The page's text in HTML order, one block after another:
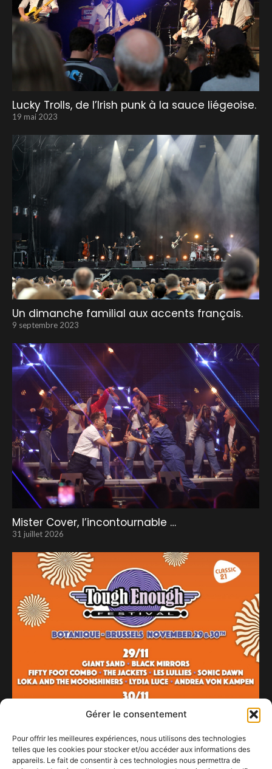
Gérer le consentement
Pour offrir les meilleures expériences, nous utilisons des technologies
telles que les cookies pour stocker et/ou accéder aux informations des
appareils. Le fait de consentir à ces technologies nous permettra de
Lucky Trolls, de l’Irish punk à la sauce liégeoise.
19 mai 2023
Un dimanche familial aux accents français.
9 septembre 2023
Mister Cover, l’incontournable …
31 juillet 2026